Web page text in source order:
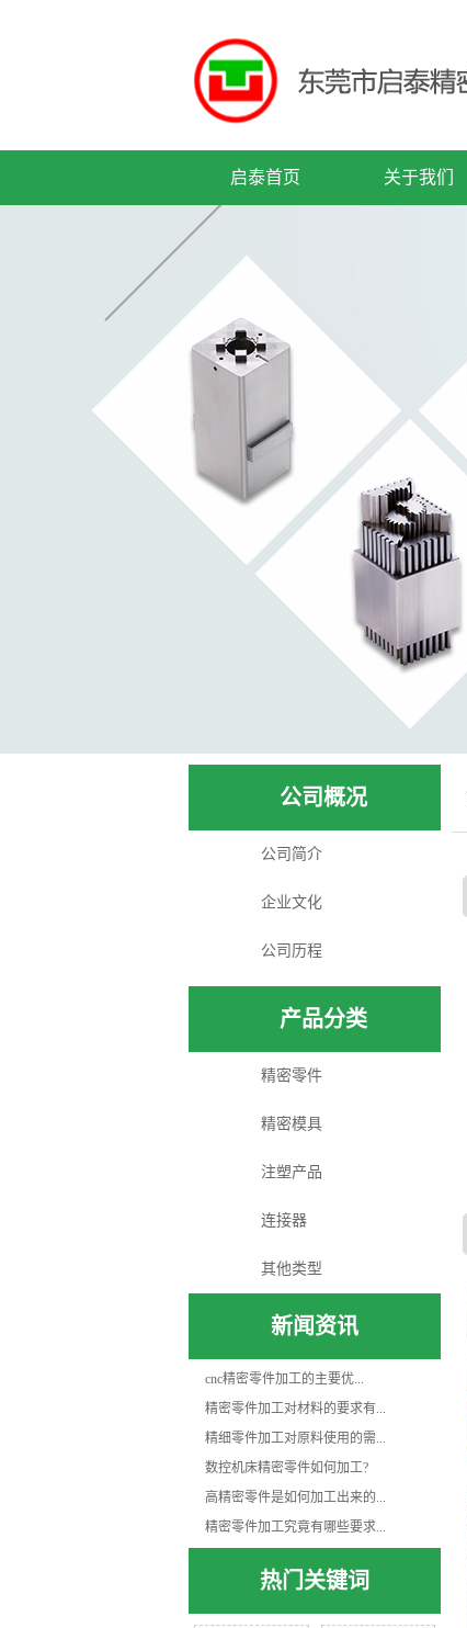
启泰首页 关于我们
公司概况
公司简介
企业文化
公司历程
产品分类
精密零件
精密模具
注塑产品
连接器
其他类型
新闻资讯
cnc精密零件加工的主要优...
精密零件加工对材料的要求有...
精细零件加工对原料使用的需...
数控机床精密零件如何加工?
高精密零件是如何加工出来的...
精密零件加工究竟有哪些要求...
热门关键词